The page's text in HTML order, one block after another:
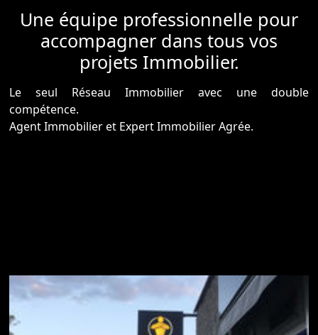
Une équipe professionnelle pour
accompagner dans tous vos
projets Immobilier.
Le seul Réseau Immobilier avec une double
compétence.
Agent Immobilier et Expert Immobilier Agrée.